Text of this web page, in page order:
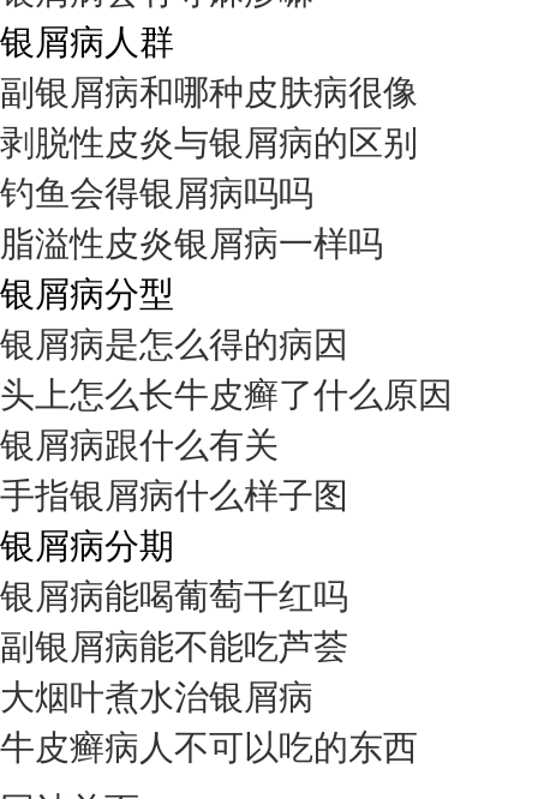
银屑病人群
副银屑病和哪种皮肤病很像
剥脱性皮炎与银屑病的区别
钓鱼会得银屑病吗吗
脂溢性皮炎银屑病一样吗
银屑病分型
银屑病是怎么得的病因
头上怎么长牛皮癣了什么原因
银屑病跟什么有关
手指银屑病什么样子图
银屑病分期
银屑病能喝葡萄干红吗
副银屑病能不能吃芦荟
大烟叶煮水治银屑病
牛皮癣病人不可以吃的东西